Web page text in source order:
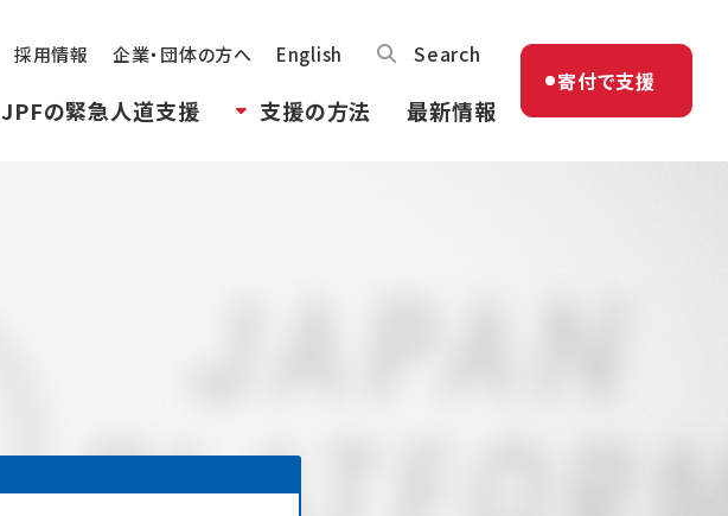
採用情報 企業・団体の方へ English Search
JPFの緊急人道支援 支援の方法 最新情報
寄付で支援